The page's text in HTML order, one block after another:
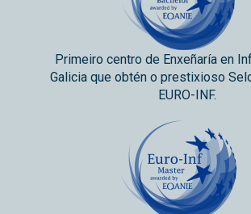
Primeiro centro de Enxeñaría en
Galicia que obtén o prestixioso
EURO-INF.